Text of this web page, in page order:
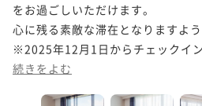
をお過ごしいただけます。
心に残る素敵な滞在となりますよう
※2025年12月1日からチェックイ
続きをよむ